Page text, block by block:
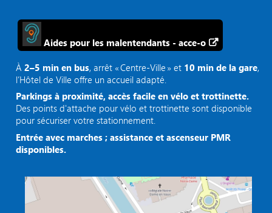
Aides pour les malentendants - acce-o
À2–5 min en bus, arrêt « Centre‑Ville » et 10 min de la gare,
l’Hôtel de Ville offre un accueil adapté.
Parkings à proximité, accès facile en vélo et trottinette.
Des points d'attache pour vélo et trottinette sont disponible
pour sécuriser votre stationnement.
Entrée avec marches ; assistance et ascenseur PMR
disponibles.